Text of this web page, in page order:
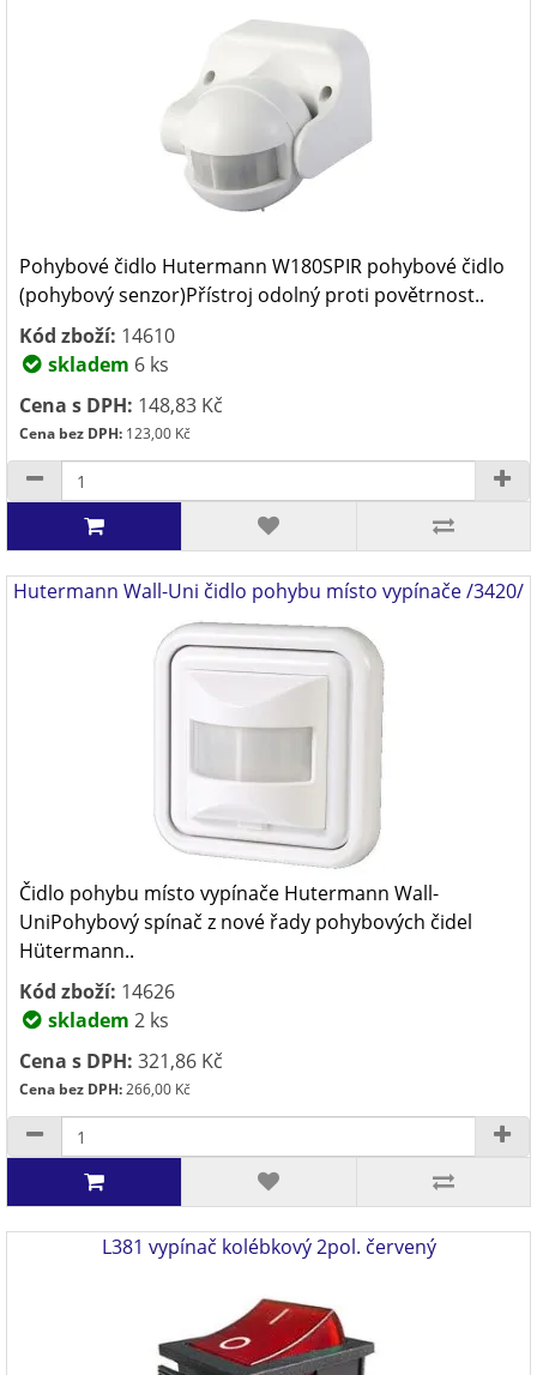
Pohybové čidlo Hutermann W180SPIR pohybové čidlo
(pohybový senzor)Přístroj odolný proti povětrnost..
Kód zboží: 14610
skladem 6 ks
Cena s DPH: 148,83 Kč
Cena bez DPH: 123,00 Kč
Hutermann Wall-Uni čidlo pohybu místo vypínače /3420/
Čidlo pohybu místo vypínače Hutermann Wall-
UniPohybový spínač z nové řady pohybových čidel
Hütermann..
Kód zboží: 14626
skladem 2 ks
Cena s DPH: 321,86 Kč
Cena bez DPH:266,00 Kč
L381 vypínač kolébkový 2pol. červený